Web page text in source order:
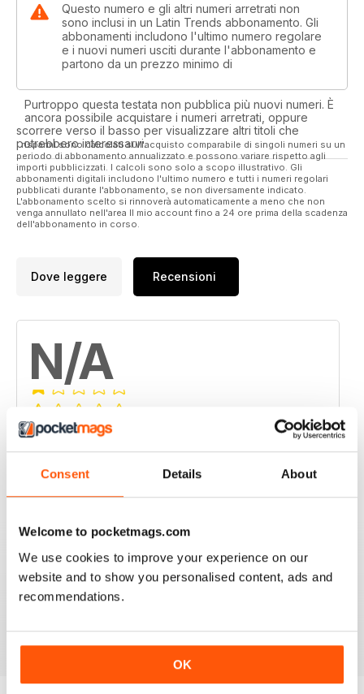
Consent Details About
Welcome to pocketmags.com
We use cookies to improve your experience on our
website and to show you personalised content, ads and
recommendations.
OK
Questo numero e gli altri numeri arretrati non
sono inclusi in un Latin Trends abbonamento. Gli
abbonamenti includono l'ultimo numero regolare
e i nuovi numeri usciti durante l'abbonamento e
partono da un prezzo minimo di
Purtroppo questa testata non pubblica più nuovi numeri. È
ancora possibile acquistare i numeri arretrati, oppure
scorrere verso il basso per visualizzare altri titoli che
potrebbero interessarvi.
I risparmi sono calcolati sull'acquisto comparabile di singoli numeri su un
periodo di abbonamento annualizzato e possono variare rispetto agli
importi pubblicizzati. I calcoli sono solo a scopo illustrativo. Gli
abbonamenti digitali includono l'ultimo numero e tutti i numeri regolari
pubblicati durante l'abbonamento, se non diversamente indicato.
L'abbonamento scelto si rinnoverà automaticamente a meno che non
venga annullato nell'area Il mio account fino a 24 ore prima della scadenza
dell'abbonamento in corso.
Dove leggere Recensioni
N/A
Basato su 0 Recensioni dei clienti
2
1 0